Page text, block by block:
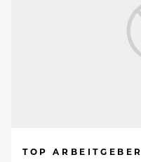
TOP ARBEITGEBER